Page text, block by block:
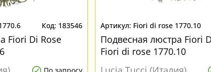
183546
Fiori Di Rose
Fiori di rose 1770.10
Подвесная люстра Fiori
Fiori di rose 1770.10